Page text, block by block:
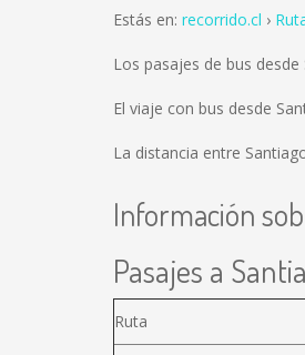
Estás en: recorrido.cl
Los pasajes de bus
El viaje con bus desde
La distancia entre
Información
Pasajes a
Ruta